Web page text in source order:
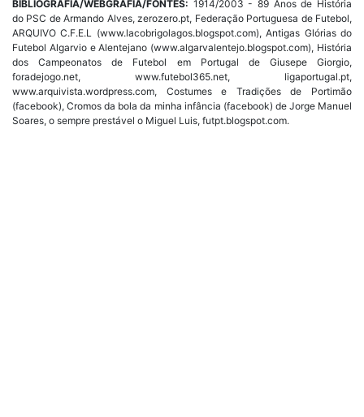
BIBLIOGRAFIA/WEBGRAFIA/FONTES: 1914/2003 - 89 Anos de História
do PSC de Armando Alves, zerozero.pt, Federação Portuguesa de Futebol,
ARQUIVO C.F.E.L (www.lacobrigolagos.blogspot.com), Antigas Glórias do
Futebol Algarvio e Alentejano (www.algarvalentejo.blogspot.com), História
dos Campeonatos de Futebol em Portugal de Giusepe Giorgio,
foradejogo.net, www.futebol365.net, ligaportugal.pt,
www.arquivista.wordpress.com, Costumes e Tradições de Portimão
(facebook), Cromos da bola da minha infância (facebook) de Jorge Manuel
Soares, o sempre prestável o Miguel Luis, futpt.blogspot.com.